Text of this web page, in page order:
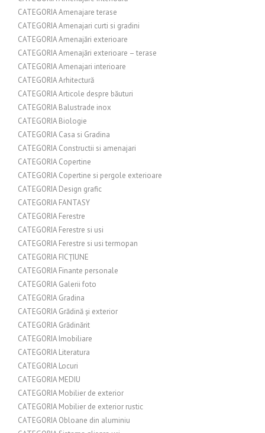
CATEGORIA Amenajare terase
CATEGORIA Amenajari curti si gradini
CATEGORIA Amenajări exterioare
CATEGORIA Amenajări exterioare – terase
CATEGORIA Amenajari interioare
CATEGORIA Arhitectură
CATEGORIA Articole despre băuturi
CATEGORIA Balustrade inox
CATEGORIA Biologie
CATEGORIA Casa si Gradina
CATEGORIA Constructii si amenajari
CATEGORIA Copertine
CATEGORIA Copertine si pergole exterioare
CATEGORIA Design grafic
CATEGORIA FANTASY
CATEGORIA Ferestre
CATEGORIA Ferestre si usi
CATEGORIA Ferestre si usi termopan
CATEGORIA FICȚIUNE
CATEGORIA Finante personale
CATEGORIA Galerii foto
CATEGORIA Gradina
CATEGORIA Grădină și exterior
CATEGORIA Grădinărit
CATEGORIA Imobiliare
CATEGORIA Literatura
CATEGORIA Locuri
CATEGORIA MEDIU
CATEGORIA Mobilier de exterior
CATEGORIA Mobilier de exterior rustic
CATEGORIA Obloane din aluminiu